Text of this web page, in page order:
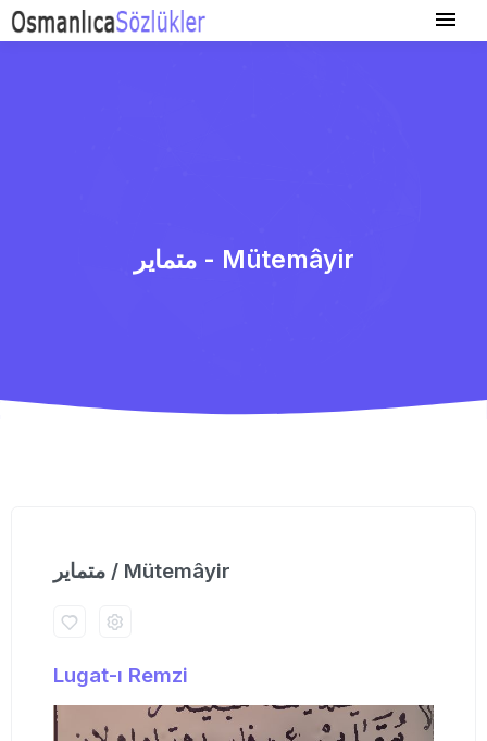
متمایر - Mütemâyir
متمایر / Mütemâyir
Lugat-ı Remzi